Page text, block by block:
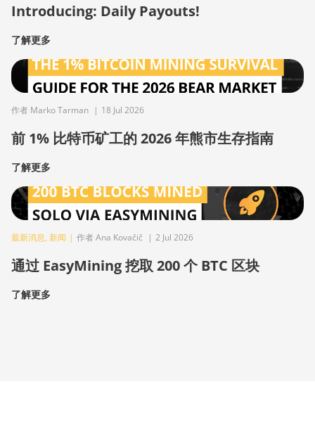
Introducing: Daily Payouts!
了解更多
作者 Marko Tarman | 18 Jul 2026
前 1% 比特币矿工的 2026 年熊市生存指南
了解更多
最新消息, 新闻 | 作者 Ana Kovačič | 2 Jul 2026
通过 EasyMining 挖取 200 个 BTC 区块
了解更多